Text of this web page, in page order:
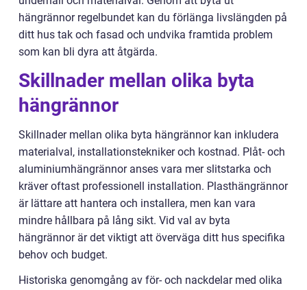
hängrännor regelbundet kan du förlänga livslängden på
ditt hus tak och fasad och undvika framtida problem
som kan bli dyra att åtgärda.
Skillnader mellan olika byta
hängrännor
Skillnader mellan olika byta hängrännor kan inkludera
materialval, installationstekniker och kostnad. Plåt- och
aluminiumhängrännor anses vara mer slitstarka och
kräver oftast professionell installation. Plasthängrännor
är lättare att hantera och installera, men kan vara
mindre hållbara på lång sikt. Vid val av byta
hängrännor är det viktigt att överväga ditt hus specifika
behov och budget.
Historiska genomgång av för- och nackdelar med olika